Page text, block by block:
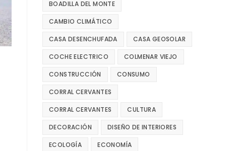
BOADILLA DEL MONTE
CAMBIO CLIMÁTICO
CASA DESENCHUFADA CASA GEOSOLAR
COCHE ELECTRICO COLMENAR VIEJO
CONSTRUCCIÓN CONSUMO
CORRAL CERVANTES
CORRAL CERVANTES CULTURA
DECORACIÓN DISEÑO DE INTERIORES
ECOLOGÍA ECONOMÍA